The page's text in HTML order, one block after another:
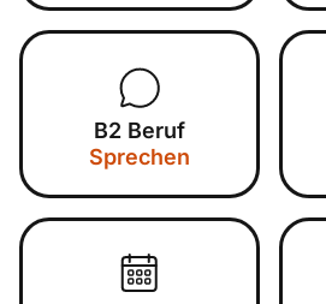
B2 Beruf
Sprechen